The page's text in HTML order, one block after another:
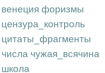
венеция форизмы
цензура_контроль
цитаты_фрагменты
числа чужая_всячина
школа